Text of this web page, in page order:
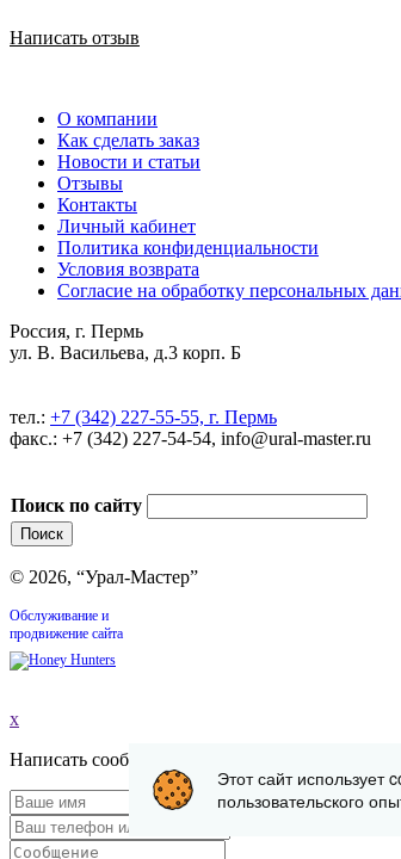
Написать отзыв
О компании
Как сделать заказ
Новости и статьи
Отзывы
Контакты
Личный кабинет
Политика конфиденциальности
Условия возврата
Согласие на обработку персональных
Россия, г. Пермь
ул. В. Васильева, д.3 корп. Б
тел.: +7 (342) 227-55-55, г. Пермь
факс.: +7 (342) 227-54-54, info@ural-master.ru
Поиск по сайту
© 2026, “Урал-Мастер”
Обслуживание и
продвижение сайта
x
Написать сообщение
Этот сайт
пользовательского